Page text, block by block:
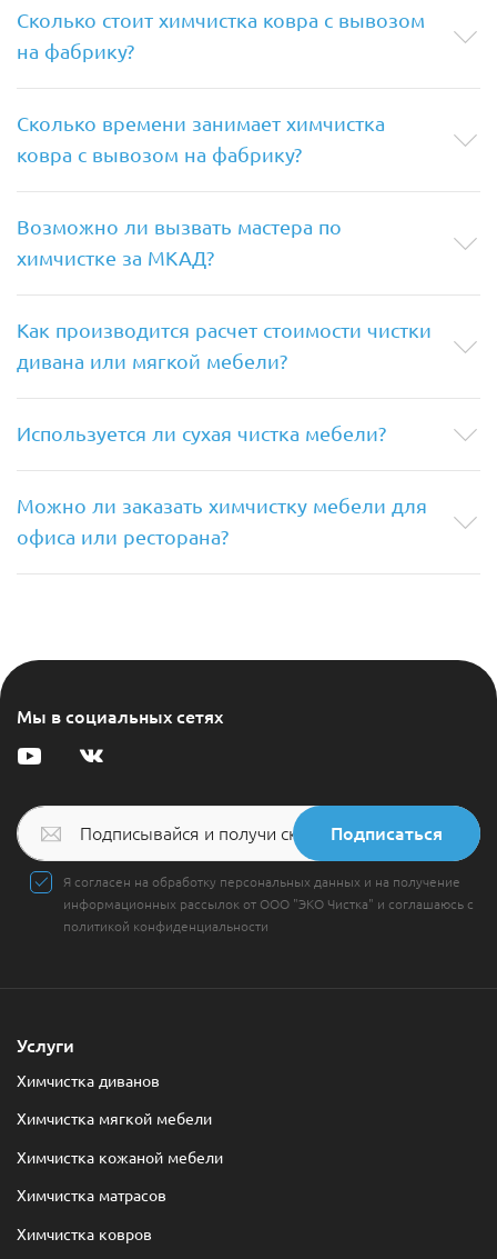
Сколько стоит химчистка ковра с вывозом
на фабрику?
Сколько времени занимает химчистка
ковра с вывозом на фабрику?
Возможно ли вызвать мастера по
химчистке за МКАД?
Как производится расчет стоимости чистки
дивана или мягкой мебели?
Используется ли сухая чистка мебели?
Можно ли заказать химчистку мебели для
офиса или ресторана?
Мы в социальных сетях
Я согласен на обработку персональных данных и на получение
информационных рассылок от ООО "ЭКО Чистка" и соглашаюсь с
политикой конфиденциальности
Подписаться
Услуги
Химчистка диванов
Химчистка мягкой мебели
Химчистка кожаной мебели
Химчистка матрасов
Химчистка ковров